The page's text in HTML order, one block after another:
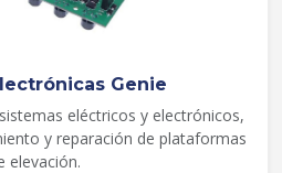
Genie
eléctricos y electrónicos,
y reparación de plataformas
elevación.